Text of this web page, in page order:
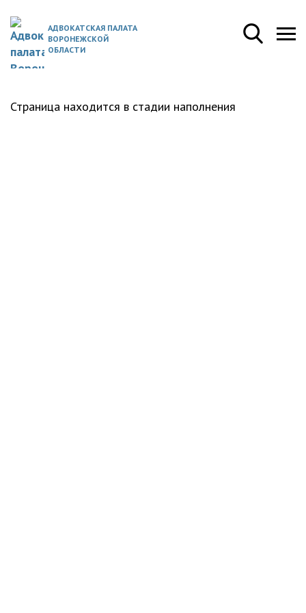
АДВОКАТСКАЯ ПАЛАТА
ВОРОНЕЖСКОЙ
ОБЛАСТИ
Страница находится в стадии наполнения